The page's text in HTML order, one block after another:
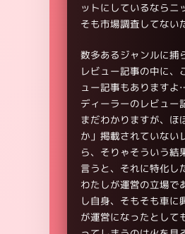
ットにしているなら
そも市場調査してない
数多あるジャンルに捕
レビュー記事の中に、
ュー記事もあります
ディーラーのレビュー
まだわかりますが、ほ
か」掲載されていない
ら、そりゃそういう
言うと、それに特化
わたしが運営の立場で
し自身、そもそも車
が運営になったとして